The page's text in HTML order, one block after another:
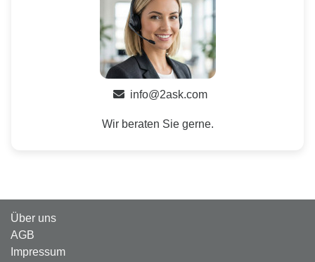
info@2ask.com
Wir beraten Sie gerne.
Über uns
AGB
Impressum